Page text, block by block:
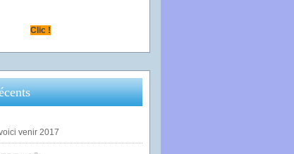
Clic !
venir 2017